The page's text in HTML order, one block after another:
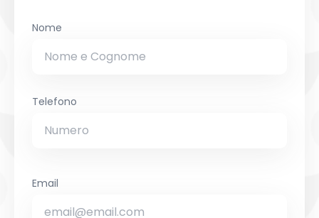
Nome
Telefono
Email